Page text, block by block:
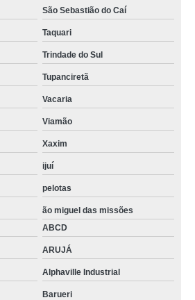
São Sebastião do Caí
Taquari
Trindade do Sul
Tupanciretã
Vacaria
Viamão
Xaxim
ijuí
pelotas
ão miguel das missões
ABCD
ARUJÁ
Alphaville Industrial
Barueri